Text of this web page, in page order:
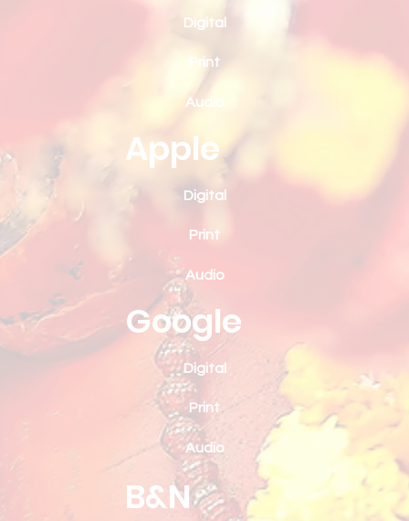
Digital
Print
Audio
Apple
Digital
Print
Audio
Google
Digital
Print
Audio
B&N